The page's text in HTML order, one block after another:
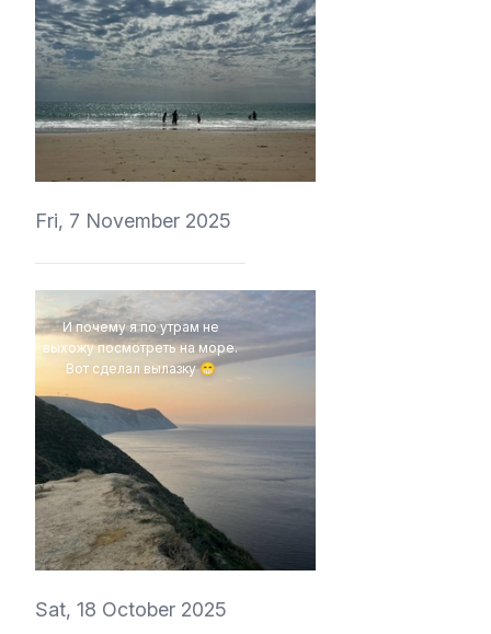
4Eki
Fri, 7 November 2025
И почему я по утрам не
выхожу посмотреть на море.
Вот сделал вылазку 😁
vitalyliber
Sat, 18 October 2025